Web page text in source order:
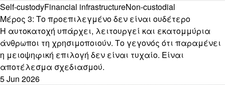
Self-custodyFinancial infrastructureNon-custodial
Μέρος 3: Το προεπιλεγμένο δεν είναι ουδέτερο
Η αυτοκατοχή υπάρχει, λειτουργεί και εκατομμύρια
άνθρωποι τη χρησιμοποιούν. Το γεγονός ότι παραμένει
η μειοψηφική επιλογή δεν είναι τυχαίο. Είναι
αποτέλεσμα σχεδιασμού.
5 Jun 2026